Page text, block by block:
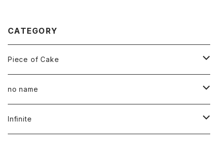
CATEGORY
Piece of Cake
All
Tee
no name
All
Infinite